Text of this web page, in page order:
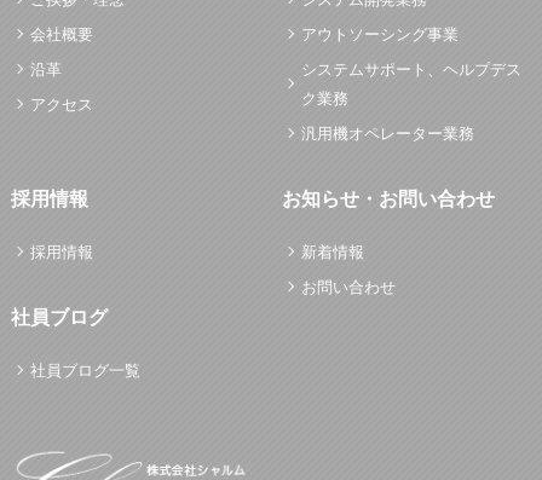
会社概要
沿革
アクセス
アウトソーシング事業
システムサポート、ヘルプデス
ク業務
汎用機オペレーター業務
採用情報
採用情報
社員ブログ
社員ブログ一覧
お知らせ・お問い合わせ
新着情報
お問い合わせ